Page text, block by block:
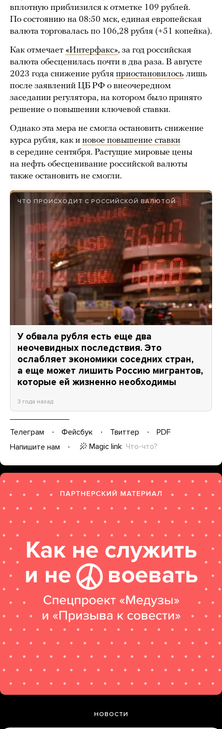
вплотную приблизился к отметке 109 рублей.
По состоянию на 08:50 мск, единая европейская
валюта торговалась по 106,28 рубля (+51 копейка).
Как отмечает «Интерфакс», за год российская
валюта обесценилась почти в два раза. В августе
2023 года снижение рубля приостановилось лишь
после заявлений ЦБ РФ о внеочередном
заседании регулятора, на котором было принято
решение о повышении ключевой ставки.
Однако эта мера не смогла остановить снижение
курса рубля, как и новое повышение ставки
в середине сентября. Растущие мировые цены
на нефть обесценивание российской валюты
также остановить не смогли.
ЧТО ПРОИСХОДИТ С РОССИЙСКОЙ ВАЛЮТОЙ
У обвала рубля есть еще два
неочевидных последствия. Это
ослабляет экономики соседних стран,
а еще может лишить Россию мигрантов,
которые ей жизненно необходимы
3 года назад
Телеграм Фейсбук Твиттер
PDF
Напишите нам
Magic link Что-что?
НОВОСТИ